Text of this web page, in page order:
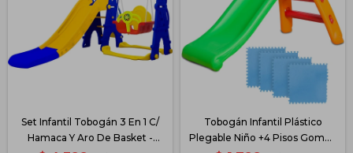
Set Infantil Tobogán 3 En 1 C/
Hamaca Y Aro De Basket -
Tobogán Infantil Plástico
Plegable Niño +4 Pisos Goma -